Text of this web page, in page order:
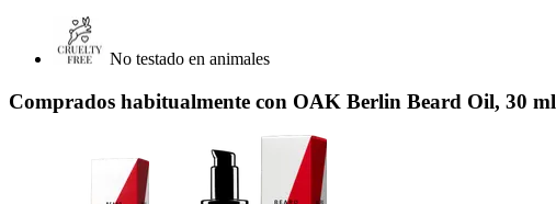
No testado en animales
Comprados habitualmente con OAK Berlin Beard Oil, 30 ml